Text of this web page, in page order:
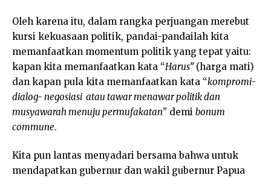
Oleh karena itu, dalam rangka perjuangan merebut
kursi kekuasaan politik, pandai-pandailah kita
memanfaatkan momentum politik yang tepat yaitu:
kapan kita memanfaatkan kata “Harus”(harga mati)
dan kapan pula kita memanfaatkan kata “kompromi-
dialog- negosiasi atau tawar menawar politik dan
musyawarah menuju permufakatan” demi bonum
commune.
Kita pun lantas menyadari bersama bahwa untuk
mendapatkan gubernur dan wakil gubernur Papua